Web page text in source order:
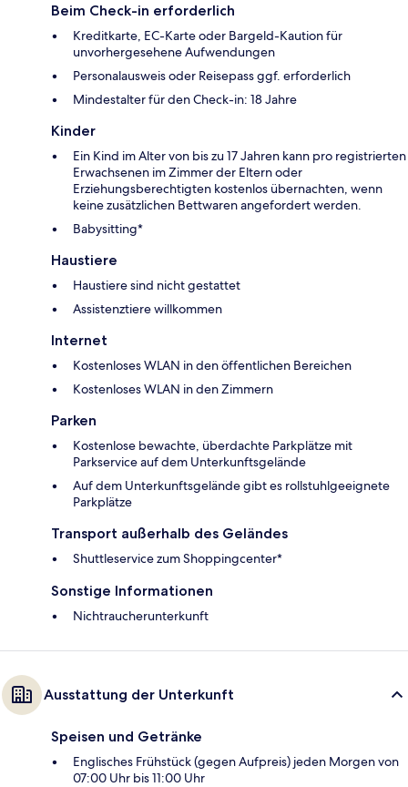
Beim Check-in erforderlich
Kreditkarte, EC-Karte oder Bargeld-Kaution für
unvorhergesehene Aufwendungen
Personalausweis oder Reisepass ggf. erforderlich
Mindestalter für den Check-in: 18 Jahre
Kinder
Ein Kind im Alter von bis zu 17 Jahren kann pro registrierten
Erwachsenen im Zimmer der Eltern oder
Erziehungsberechtigten kostenlos übernachten, wenn
keine zusätzlichen Bettwaren angefordert werden.
Babysitting*
Haustiere
Haustiere sind nicht gestattet
Assistenztiere willkommen
Internet
Kostenloses WLAN in den öffentlichen Bereichen
Kostenloses WLAN in den Zimmern
Parken
Kostenlose bewachte, überdachte Parkplätze mit
Parkservice auf dem Unterkunftsgelände
Auf dem Unterkunftsgelände gibt es rollstuhlgeeignete
Parkplätze
Transport außerhalb des Geländes
Shuttleservice zum Shoppingcenter*
Sonstige Informationen
Nichtraucherunterkunft
Ausstattung der Unterkunft
Speisen und Getränke
Englisches Frühstück (gegen Aufpreis) jeden Morgen von
07:00 Uhr bis 11:00 Uhr